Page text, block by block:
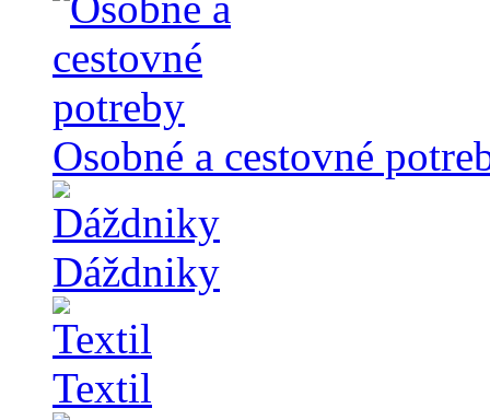
Osobné a cestovné
Dáždniky
Textil